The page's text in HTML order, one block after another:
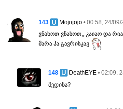
143 Mojojojo • 00:58, 24/09/
ვნახოთ ვნახოთ,, კაიაო და
მარა ჰა გავრისკავ
148 DeathEYE • 02:09,
მედინა?